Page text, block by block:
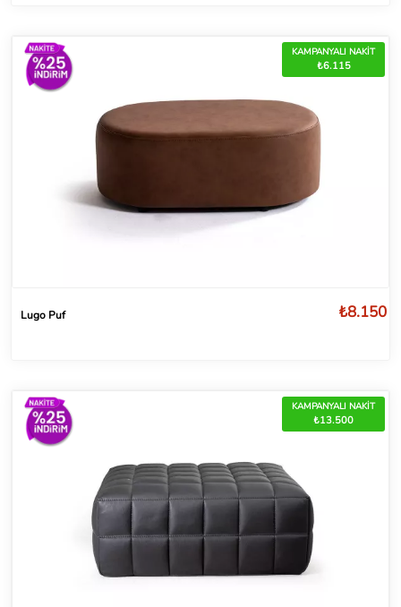
KAMPANYALI NAKİT
₺6.115
Lugo Puf ₺8.150
KAMPANYALI NAKİT
₺13.500